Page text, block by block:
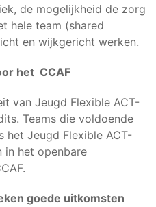
de mogelijkheid de zorg
hele team (shared
en wijkgericht werken.
het CCAF
van Jeugd Flexible ACT-
Teams die voldoende
het Jeugd Flexible ACT-
in het openbare
goede uitkomsten